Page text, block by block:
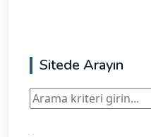
Sitede Arayın
Ara